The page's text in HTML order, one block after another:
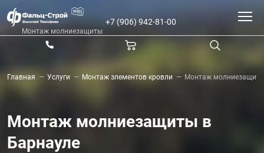
Монтаж молниезащиты
+7 (906) 942-81-00
Главная — Услуги — Монтаж элементов кровли — Монтаж
Монтаж молниезащиты в
Барнауле